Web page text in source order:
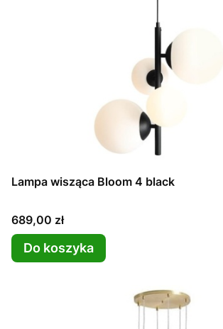
Lampa wisząca Bloom 4 black
Cena
689,00 zł
Do koszyka